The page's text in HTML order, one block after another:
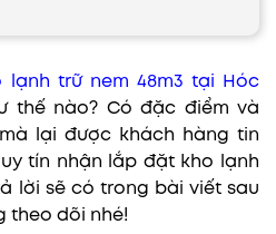
lạnh trữ nem 48m3 tại Hóc
thế nào? Có đặc điểm và
lại được khách hàng tin
tín nhận lắp đặt kho lạnh
lời sẽ có trong bài viết sau
theo dõi nhé!